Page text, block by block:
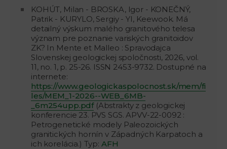
KOHÚT, Milan - BROSKA, Igor - KONEČNÝ,
Patrik - KURYLO, Sergiy - YI, Keewook. Má
detailný výskum malého granitového telesa
význam pre poznanie variských granitoidov
ZK? In Mente et Malleo : Spravodajca
Slovenskej geologickej spoločnosti, 2026, vol.
11, no. 1, p. 25-26. ISSN 2453-9732. Dostupné na
internete:
https://www.geologickaspolocnost.sk/mem/fi
les/MEM_1-2026--WEB_6MB-
_6m254upp.pdf(Abstrakty z geologickej
konferencie 23. PVS SGS. APVV-22-0092 :
Petrogenetické modely Paleozoických
granitických hornín v Západných Karpatoch a
ich korelácia.) Typ: AFH